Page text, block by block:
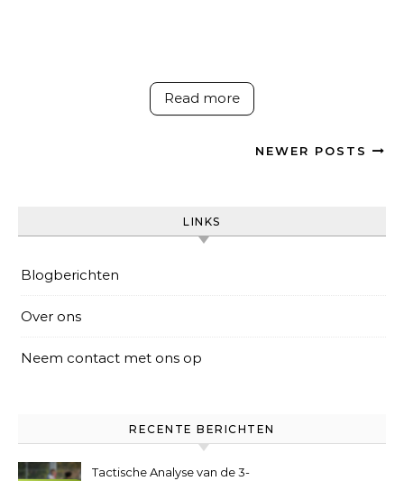
Read more
NEWER POSTS
LINKS
Blogberichten
Over ons
Neem contact met ons op
RECENTE BERICHTEN
Tactische Analyse van de 3-